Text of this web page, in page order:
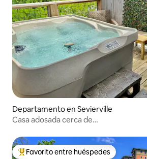
Departamento en Sevierville
Casa adosada cerca de
Favorito entre los huéspedes más
Favorito entre huéspedes